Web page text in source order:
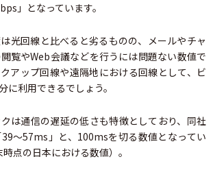
」となっています。
光回線と比べると劣るものの、メールやチャ
覧やWeb会議などを行うには問題ない数値で
アップ回線や遠隔地における回線として、ビ
に利用できるでしょう。
は通信の遅延の低さも特徴としており、同社
～57ms」と、100msを切る数値となってい
点の日本における数値）。